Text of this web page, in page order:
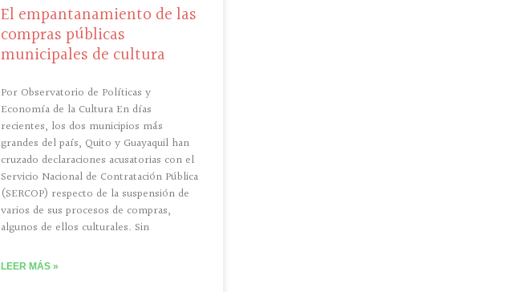
El empantanamiento de las
compras públicas
municipales de cultura
Por Observatorio de Políticas y
Economía de la Cultura En días
recientes, los dos municipios más
grandes del país, Quito y Guayaquil han
cruzado declaraciones acusatorias con el
Servicio Nacional de Contratación Pública
(SERCOP) respecto de la suspensión de
varios de sus procesos de compras,
algunos de ellos culturales. Sin
LEER MÁS »